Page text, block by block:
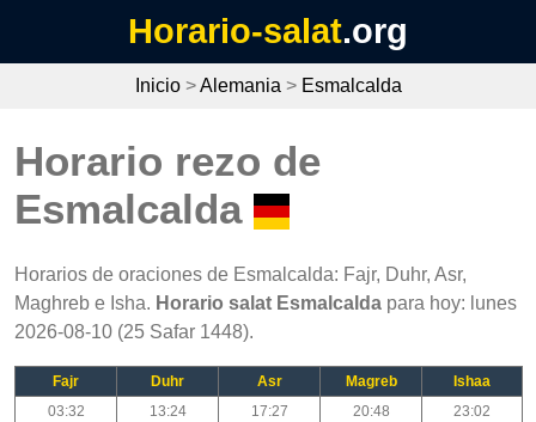
Horario-salat.org
Inicio>Alemania > Esmalcalda
Horario rezo de
Esmalcalda
Horarios de oraciones de Esmalcalda: Fajr, Duhr, Asr,
Maghreb e Isha. Horario salat Esmalcalda para hoy: lunes
2026-08-10 (25 Safar 1448).
Fajr Duhr Asr Magreb
Ishaa
03:32
13:24 17:27 20:48 23:02